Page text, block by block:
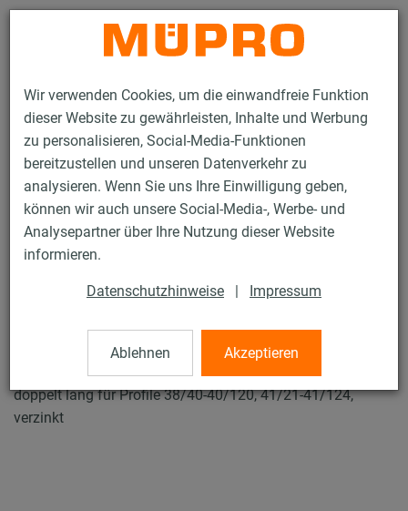
Wir verwenden Cookies, um die einwandfreie Funktion
dieser Website zu gewährleisten, Inhalte und Werbung
zu personalisieren, Social-Media-Funktionen
bereitzustellen und unseren Datenverkehr zu
analysieren. Wenn Sie uns Ihre Einwilligung geben,
können wir auch unsere Social-Media-, Werbe- und
Analysepartner über Ihre Nutzung dieser Website
informieren.
Datenschutzhinweise | Impressum
Ablehnen Akzeptieren
Kontakt
Produkte Befestigungstechnik
Installationsschienen
Schienenverbinder
Schienenverbinder
MPC/MPR-Schienenverbinder, schwere Ausführung,
doppelt lang für Profile 38/40-40/120, 41/21-41/124,
verzinkt